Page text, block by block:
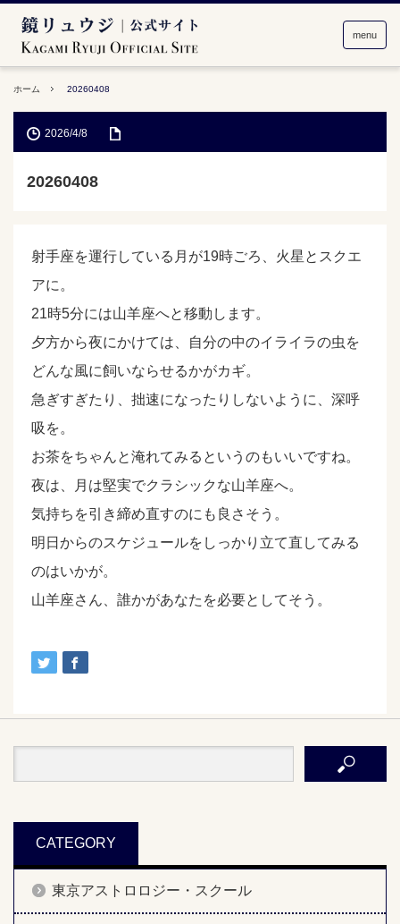
menu
ホーム 20260408
2026/4/8
20260408
射手座を運行している月が19時ごろ、火星とスクエ
アに。
21時5分には山羊座へと移動します。
夕方から夜にかけては、自分の中のイライラの虫を
どんな風に飼いならせるかがカギ。
急ぎすぎたり、拙速になったりしないように、深呼
吸を。
お茶をちゃんと淹れてみるというのもいいですね。
夜は、月は堅実でクラシックな山羊座へ。
気持ちを引き締め直すのにも良さそう。
明日からのスケジュールをしっかり立て直してみる
のはいかが。
山羊座さん、誰かがあなたを必要としてそう。
CATEGORY
東京アストロロジー・スクール